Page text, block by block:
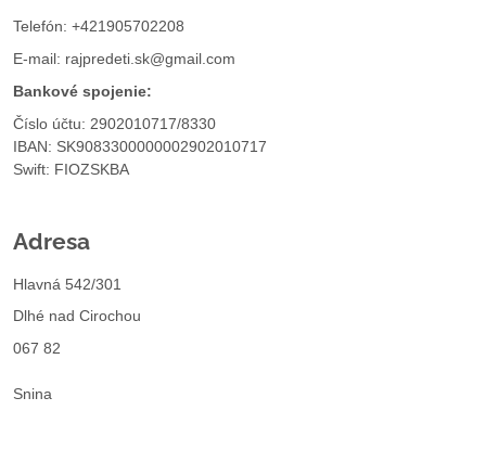
Telefón: +421905702208
E-mail: rajpredeti.sk@gmail.com
Bankové spojenie:
Číslo účtu: 2902010717/8330
IBAN: SK9083300000002902010717
Swift: FIOZSKBA
Adresa
Hlavná 542/301
Dlhé nad Cirochou
067 82
Snina